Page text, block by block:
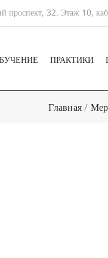
проспект, 32. Этаж 10,
ПРАКТИКИ
Главная/